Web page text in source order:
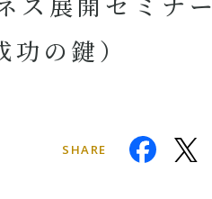
の鍵）
SHARE